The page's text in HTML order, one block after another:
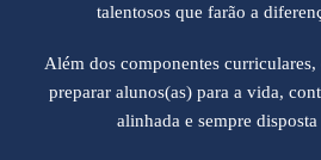
talentosos que farão a
Além dos componentes
preparar alunos(as) para a vida,
alinhada e sempre